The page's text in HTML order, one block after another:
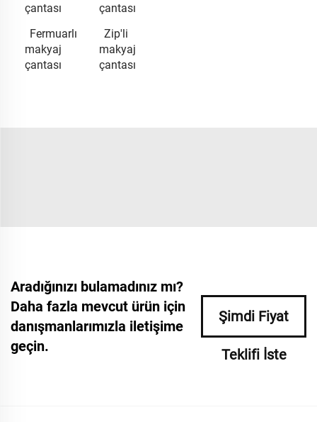
çantası
çantası
Fermuarlı
makyaj
çantası
Zip'li
makyaj
çantası
Aradığınızı bulamadınız mı?
Daha fazla mevcut ürün için
danışmanlarımızla iletişime
geçin.
Şimdi Fiyat
Teklifi İste